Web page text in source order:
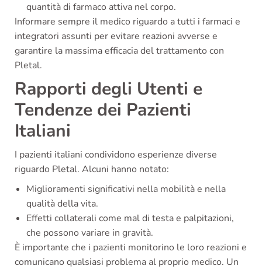
quantità di farmaco attiva nel corpo.
Informare sempre il medico riguardo a tutti i farmaci e
integratori assunti per evitare reazioni avverse e
garantire la massima efficacia del trattamento con
Pletal.
Rapporti degli Utenti e
Tendenze dei Pazienti
Italiani
I pazienti italiani condividono esperienze diverse
riguardo Pletal. Alcuni hanno notato:
Miglioramenti significativi nella mobilità e nella
qualità della vita.
Effetti collaterali come mal di testa e palpitazioni,
che possono variare in gravità.
È importante che i pazienti monitorino le loro reazioni e
comunicano qualsiasi problema al proprio medico. Un